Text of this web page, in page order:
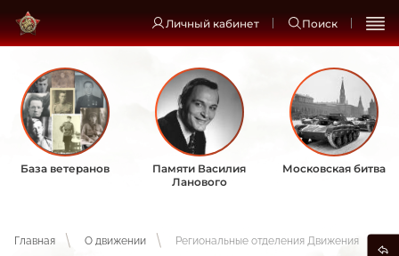
Личный кабинет Поиск
База ветеранов
Памяти Василия
Ланового
Московская битва
Главная О движении Региональные отделения Движения